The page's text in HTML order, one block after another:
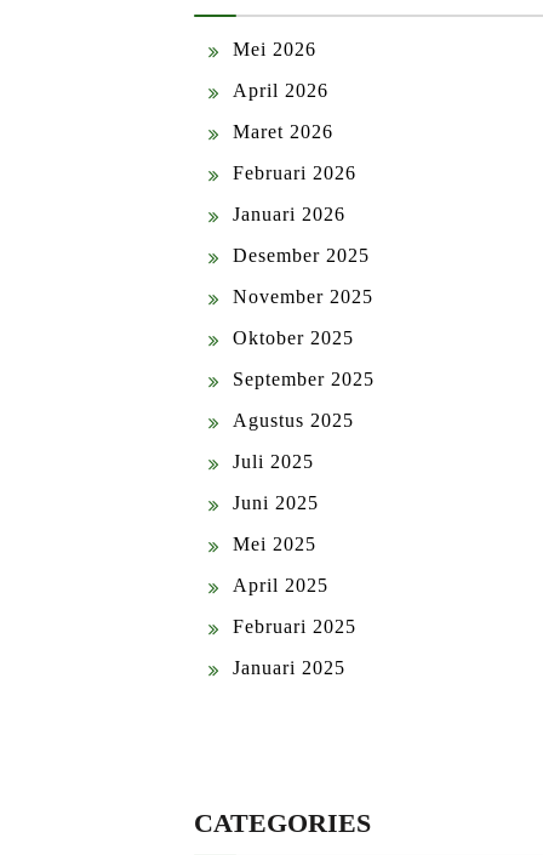
Mei 2026
April 2026
Maret 2026
Februari 2026
Januari 2026
Desember 2025
November 2025
Oktober 2025
September 2025
Agustus 2025
Juli 2025
Juni 2025
Mei 2025
April 2025
Februari 2025
Januari 2025
CATEGORIES